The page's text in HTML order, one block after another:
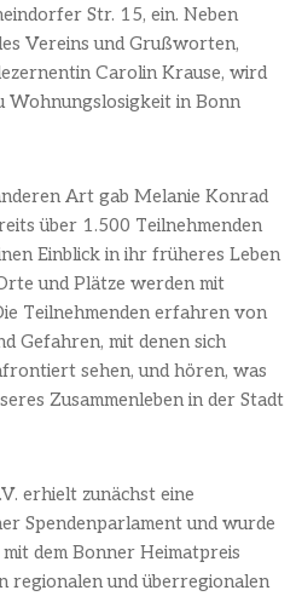
Str. 15, ein. Neben
Vereins und Grußworten,
Carolin Krause, wird
Wohnungslosigkeit in Bonn
Art gab Melanie Konrad
über 1.500 Teilnehmenden
Einblick in ihr früheres Leben
und Plätze werden mit
Teilnehmenden erfahren von
Gefahren, mit denen sich
sehen, und hören, was
Zusammenleben in der Stadt
erhielt zunächst eine
Spendenparlament und wurde
dem Bonner Heimatpreis
regionalen und überregionalen